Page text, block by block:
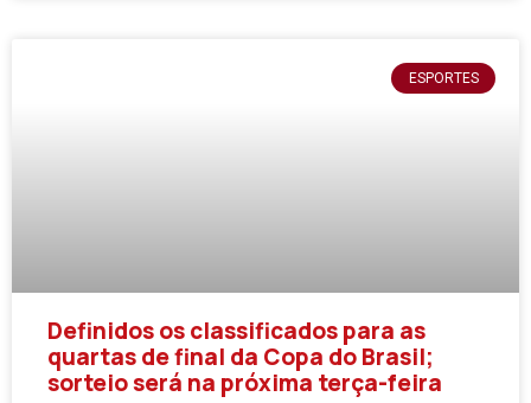
ESPORTES
Definidos os classificados para as
quartas de final da Copa do Brasil;
sorteio será na próxima terça-feira